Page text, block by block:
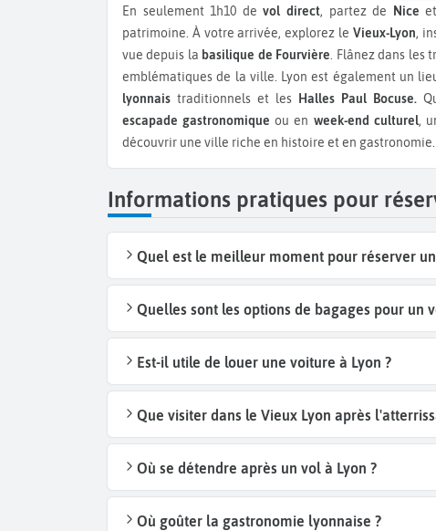
En seulement 1h10 devol direct, partez de Nice
patrimoine. À votre arrivée, explorez le Vieux-Lyon,
vue depuis la basilique de Fourvière . Flânez dans les
emblématiques de la ville. Lyon est également un
lyonnais traditionnels et les Halles Paul Bocuse.
escapade gastronomique ou en week-end culturel,
découvrir une ville riche en histoire et en gastronomie.
Informations pratiques pour
Quel est le meilleur moment pour réserver
Quelles sont les options de bagages pour un
Est-il utile de louer une voiture à Lyon ?
Que visiter dans le Vieux Lyon après
Où se détendre après un vol à Lyon ?
Où goûter la gastronomie lyonnaise ?